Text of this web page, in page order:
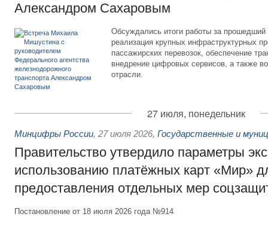
Александром Сахаровым
Обсуждались итоги работы за
реализация крупных инфраструктурных
пассажирских перевозок, обеспечение
внедрение цифровых сервисов, а также
отрасли.
27 июля, понедельник
Минцифры России, 27 июля 2026, Государственные и
Правительство утвердило параметры
использованию платёжных карт «Мир»
предоставления отдельных мер
Постановление от 18 июля 2026 года №914